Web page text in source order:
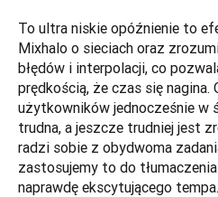
To ultra niskie opóźnienie to
Mixhalo o sieciach oraz
błędów i interpolacji, co
prędkością, że czas się nagina.
użytkowników jednocześnie w
trudna, a jeszcze trudniej jest
radzi sobie z obydwoma
zastosujemy to do
naprawdę ekscytującego tempa.